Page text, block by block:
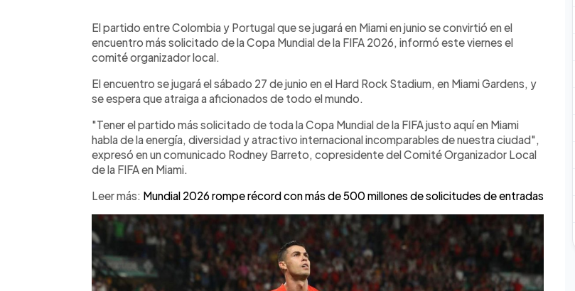
Escuchar artículo
El partido entre Colombia y Portugal, programado para el 27 de junio en el
Hard Rock Stadium de Miami, se convirtió en el encuentro más solicitado del
Mundial de la FIFA 2026 durante la fase de sorteo aleatorio de entradas.
boletos que cualquier otro partido del torneo, en un proceso que generó
más de 500 millones de peticiones a nivel global. Las autoridades
de Miami. La ciudad será una de las 16 sedes del Mundial que se disputará
en Estados Unidos, Canadá y México.
El partido entre Colombia y Portugal que se jugará en Miami en junio se convirtió en el
encuentro más solicitado de la Copa Mundial de la FIFA 2026, informó este viernes el
comité organizador local.
El encuentro se jugará el sábado 27 de junio en el Hard Rock Stadium, en Miami Gardens, y
se espera que atraiga a aficionados de todo el mundo.
"Tener el partido más solicitado de toda la Copa Mundial de la FIFA justo aquí en Miami
habla de la energía, diversidad y atractivo internacional incomparables de nuestra ciudad",
expresó en un comunicado Rodney Barreto, copresidente del Comité Organizador Local
de la FIFA en Miami.
Leer más: Mundial 2026 rompe récord con más de 500 millones de solicitudes de entradas